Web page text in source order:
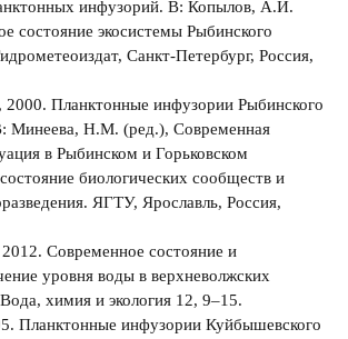
инфузорий. В: Копылов, А.И.
состояние экосистемы Рыбинского
Санкт-Петербург, Россия,
Планктонные инфузории Рыбинского
Минеева, Н.М. (ред.), Современная
в Рыбинском и Горьковском
биологических сообществ и
ЯГТУ, Ярославль, Россия,
Современное состояние и
уровня воды в верхневолжских
химия и экология 12, 9–15.
Планктонные инфузории Куйбышевского